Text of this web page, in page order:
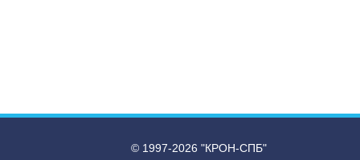
© 1997-2026 "КРОН-СПБ"